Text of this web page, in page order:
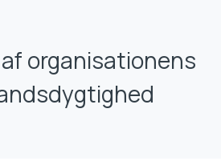
organisationens